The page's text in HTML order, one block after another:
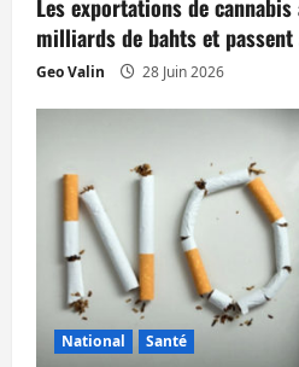
r
t
Les exportations de
milliards de bahts et
Geo Valin 28 Juin 2026
National Santé